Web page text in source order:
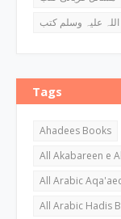
اللہ علیہ وسلم کتب
Tags
Ahadees Books
All Akabareen e
All Arabic
All Arabic Hadis